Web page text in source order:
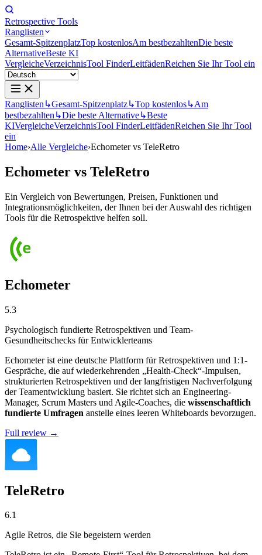
Retrospective Tools
Ranglisten
Gesamt-SpitzenplatzTop kostenlosAm bestbezahltenDie beste
AlternativeBeste KI
VergleicheVerzeichnisTool FinderLeitfädenReichen Sie Ihr Tool ein
Ranglisten ↳Gesamt-Spitzenplatz↳Top kostenlos↳Am
bestbezahlten ↳Die beste Alternative↳Beste
KIVergleicheVerzeichnisTool FinderLeitfädenReichen Sie Ihr Tool
ein
Home›Alle Vergleiche›Echometer vs TeleRetro
Echometer vs TeleRetro
Ein Vergleich von Bewertungen, Preisen, Funktionen und
Integrationsmöglichkeiten, der Ihnen bei der Auswahl des richtigen
Tools für die Retrospektive helfen soll.
Echometer
5.3
Psychologisch fundierte Retrospektiven und Team-
Gesundheitschecks für Entwicklerteams
Echometer ist eine deutsche Plattform für Retrospektiven und 1:1-
Gespräche, die auf wiederkehrenden „Health-Check“-Impulsen,
strukturierten Retrospektiven und der langfristigen Nachverfolgung
der Teamentwicklung basiert. Sie richtet sich an Engineering-
Manager, Scrum Masters und Agile-Coaches, die wissenschaftlich
fundierte Umfragen anstelle eines leeren Whiteboards bevorzugen.
Full review →
TeleRetro
6.1
Agile Retros, die Sie begeistern werden